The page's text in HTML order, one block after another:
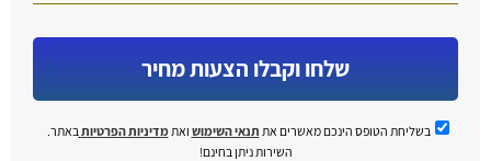
שלחו וקבלו הצעות מחיר
בשליחת הטופס הינכם מאשרים את תנאי השימוש ואתמדיניות הפרטיות באתר.
השירות ניתן בחינם!